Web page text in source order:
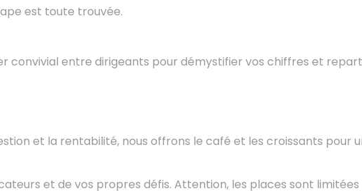
est toute trouvée.
convivial entre dirigeants pour démystifier vos chiffres et
et la rentabilité, nous offrons le café et les croissants pour
et de vos propres défis. Attention, les places sont